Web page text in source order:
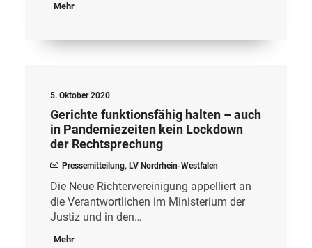
Mehr
5. Oktober 2020
Gerichte funktionsfähig halten – auch
in Pandemiezeiten kein Lockdown
der Rechtsprechung
Pressemitteilung, LV Nordrhein-Westfalen
Die Neue Richtervereinigung appelliert an
die Verantwortlichen im Ministerium der
Justiz und in den…
Mehr